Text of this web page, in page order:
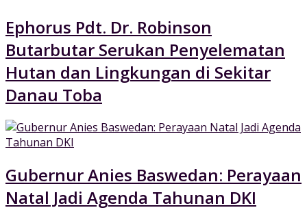
Ephorus Pdt. Dr. Robinson
Butarbutar Serukan Penyelematan
Hutan dan Lingkungan di Sekitar
Danau Toba
Gubernur Anies Baswedan: Perayaan
Natal Jadi Agenda Tahunan DKI